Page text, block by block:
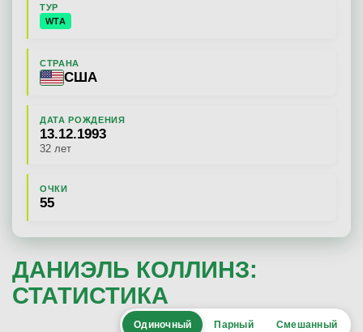
ТУР
WTA
СТРАНА
США
ДАТА РОЖДЕНИЯ
13.12.1993
32 лет
ОЧКИ
55
ДАНИЭЛЬ КОЛЛИНЗ:
СТАТИСТИКА
Одиночный Парный Смешанный